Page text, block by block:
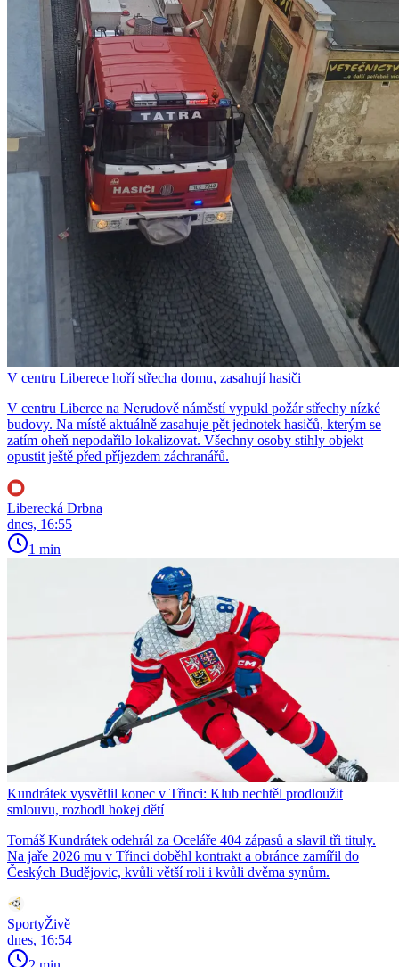
V centru Liberece hoří střecha domu, zasahují hasiči
V centru Liberce na Nerudově náměstí vypukl požár střechy nízké
budovy. Na místě aktuálně zasahuje pět jednotek hasičů, kterým se
zatím oheň nepodařilo lokalizovat. Všechny osoby stihly objekt
opustit ještě před příjezdem záchranářů.
Liberecká Drbna
dnes, 16:55
1 min
Kundrátek vysvětlil konec v Třinci: Klub nechtěl prodloužit
smlouvu, rozhodl hokej dětí
Tomáš Kundrátek odehrál za Oceláře 404 zápasů a slavil tři tituly.
Na jaře 2026 mu v Třinci doběhl kontrakt a obránce zamířil do
Českých Budějovic, kvůli větší roli i kvůli dvěma synům.
SportyŽivě
dnes, 16:54